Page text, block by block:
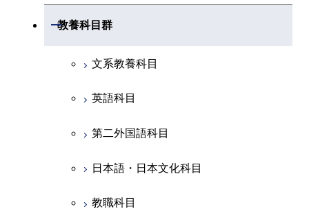
ース
原子核工学コース
人間医療科学技術コース
ライフエンジニアリングコ
ース
人間医療科学技術コース
エンジニアリングデザイン
専門科目
ライフエンジニアリングコ
知能情報コース
情報工学コース
ース
知能情報コース
エネルギー・情報コース
人間医療科学技術コース
物質・情報卓越コース
専門科目
ース
地球生命コース
人間医療科学技術コース
物質・情報卓越コース
建築学系
開閉
建築学コース
エンジニアリングデザイン
土木・環境工学系
土木工学コース
エンジニアリングデザイン
融合理工学系
地球環境共創コース
エネルギーコース
エネルギー・情報コース
社会・人間科学系
社会・人間科学コース
イノベーション科学系
イノベーション科学コース
技術経営専門職学位課程
教養科目群
開閉
文系教養科目
英語科目
第二外国語科目
日本語・日本文化科目
教職科目